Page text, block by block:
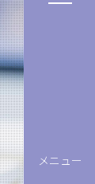
メニュー